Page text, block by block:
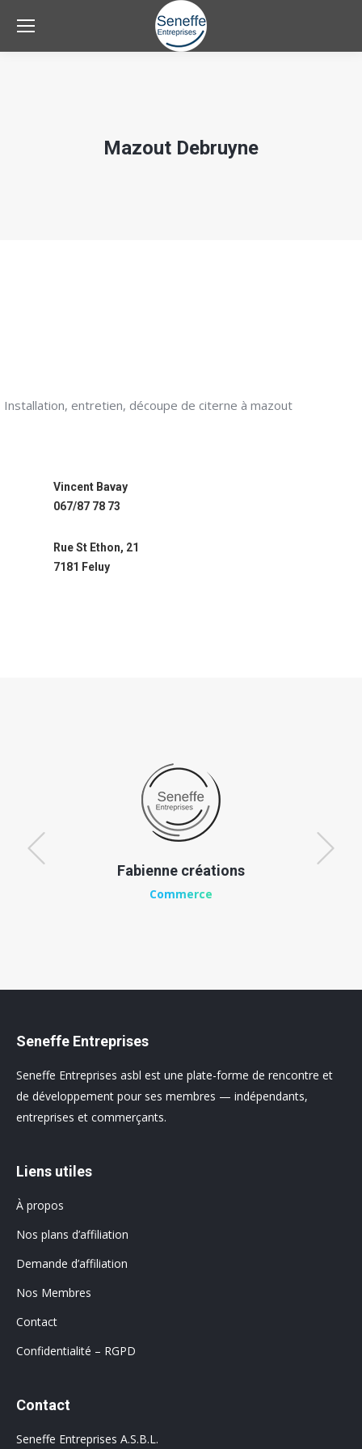
Mazout Debruyne
Installation, entretien, découpe de citerne à mazout
Vincent Bavay
067/87 78 73
Rue St Ethon, 21
7181 Feluy
Fabienne créations
Commerce
Seneffe Entreprises
Seneffe Entreprises asbl est une plate-forme de rencontre et
de développement pour ses membres — indépendants,
entreprises et commerçants.
Liens utiles
À propos
Nos plans d’affiliation
Demande d’affiliation
Nos Membres
Contact
Confidentialité – RGPD
Contact
Seneffe Entreprises A.S.B.L.